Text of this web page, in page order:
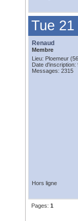
Tue
Renaud
Membre
Lieu: Ploemeur
Date d'inscription:
Messages: 2315
Hors ligne
Pages: 1